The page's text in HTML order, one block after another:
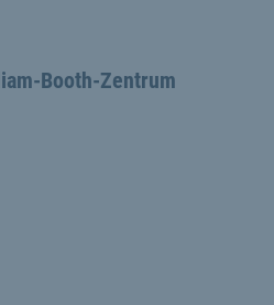
Booth-Zentrum